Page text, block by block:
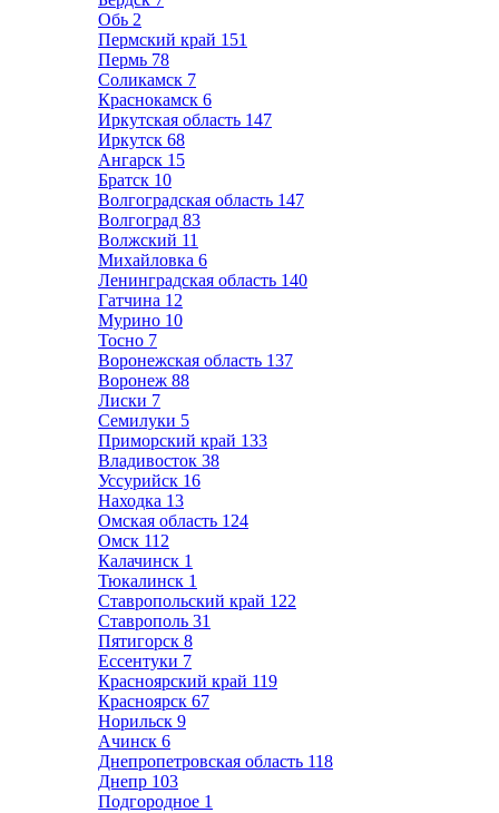
Обь 2
Пермский край 151
Пермь 78
Соликамск 7
Краснокамск 6
Иркутская область 147
Иркутск 68
Ангарск 15
Братск 10
Волгоградская область 147
Волгоград 83
Волжский 11
Михайловка 6
Ленинградская область 140
Гатчина 12
Мурино 10
Тосно 7
Воронежская область 137
Воронеж 88
Лиски 7
Семилуки 5
Приморский край 133
Владивосток 38
Уссурийск 16
Находка 13
Омская область 124
Омск 112
Калачинск 1
Тюкалинск 1
Ставропольский край 122
Ставрополь 31
Пятигорск 8
Ессентуки 7
Красноярский край 119
Красноярск 67
Норильск 9
Ачинск 6
Днепропетровская область 118
Днепр 103
Подгородное 1